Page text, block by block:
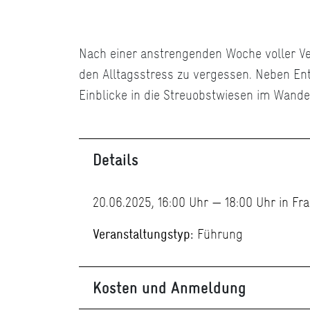
Nach einer anstrengenden Woche voller
den Alltagsstress zu vergessen. Neben
Einblicke in die Streuobstwiesen im
Details
20.06.2025, 16:00 Uhr — 18:00 Uhr in
Veranstaltungstyp: Führung
Kosten und Anmeldung